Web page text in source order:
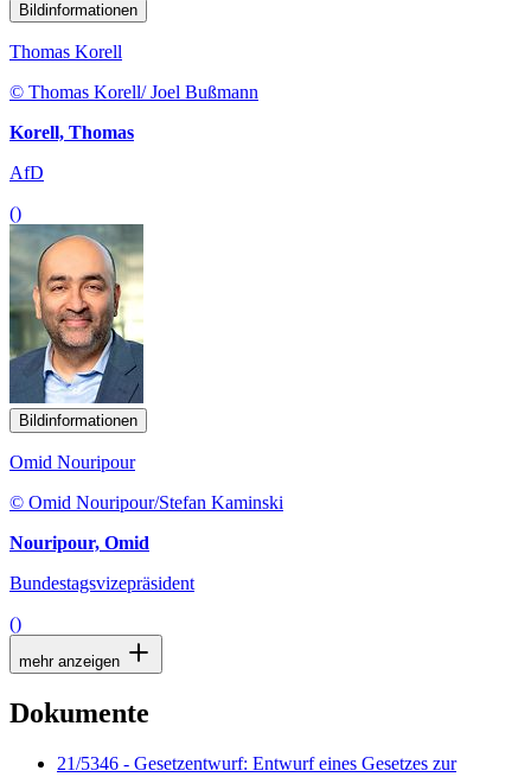
Bildinformationen
Thomas Korell
© Thomas Korell/ Joel Bußmann
Korell, Thomas
AfD
()
Bildinformationen
Omid Nouripour
© Omid Nouripour/Stefan Kaminski
Nouripour, Omid
Bundestagsvizepräsident
()
mehr anzeigen
Dokumente
21/5346 - Gesetzentwurf: Entwurf eines Gesetzes zur